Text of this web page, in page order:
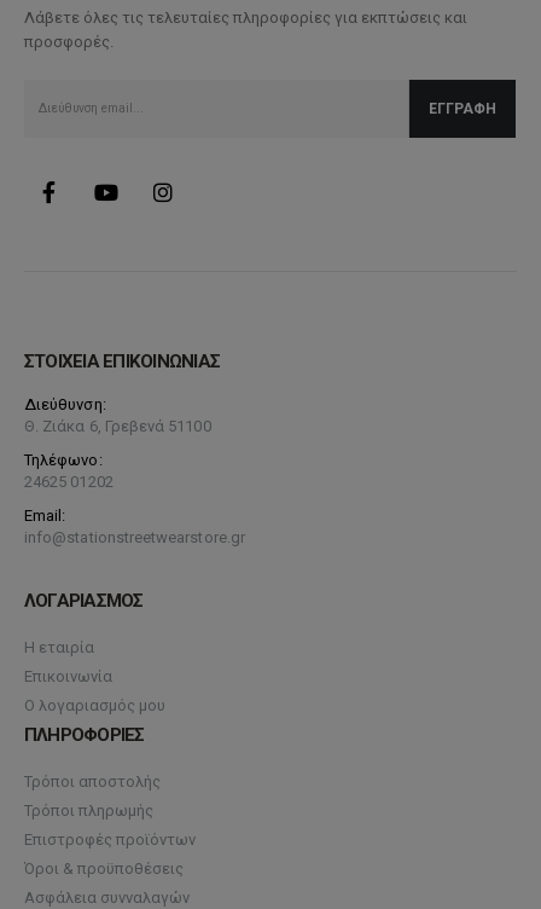
Λάβετε όλες τις τελευταίες πληροφορίες για εκπτώσεις και
προσφορές.
ΣΤΟΙΧΕΙΑ ΕΠΙΚΟΙΝΩΝΙΑΣ
Διεύθυνση:
Θ. Ζιάκα 6, Γρεβενά 51100
Τηλέφωνο:
24625 01202
Email:
info@stationstreetwearstore.gr
ΛΟΓΑΡΙΑΣΜΟΣ
Η εταιρία
Επικοινωνία
Ο λογαριασμός μου
ΠΛΗΡΟΦΟΡΙΕΣ
Τρόποι αποστολής
Τρόποι πληρωμής
Επιστροφές προϊόντων
Όροι & προϋποθέσεις
Ασφάλεια συνναλαγών